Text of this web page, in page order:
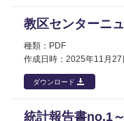
教区センターニ
PDF
2025年11月27
ダウンロード
統計報告書no.1